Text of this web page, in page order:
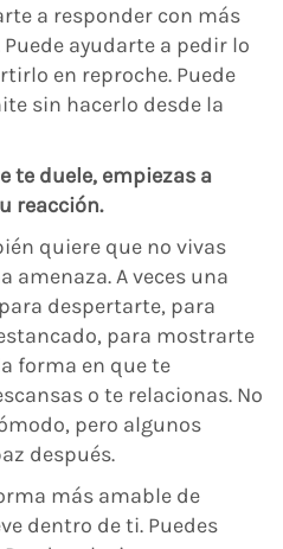
a responder con más
ayudarte a pedir lo
en reproche. Puede
sin hacerlo desde la
te duele, empiezas a
reacción.
quiere que no vivas
amenaza. A veces una
despertarte, para
para mostrarte
forma en que te
o te relacionas. No
pero algunos
después.
más amable de
dentro de ti. Puedes